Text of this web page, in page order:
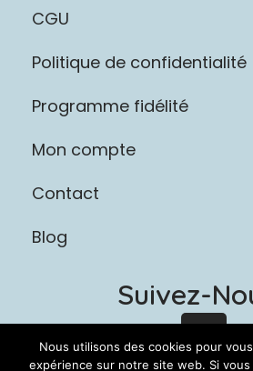
CGU
Politique de confidentialité
Programme fidélité
Mon compte
Contact
Blog
Suivez-
I
n
Nous utilisons des cookies pour
expérience sur notre site web. Si